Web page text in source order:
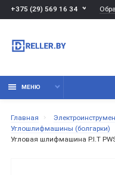
+375 (29) 569 16 34
МЕНЮ
Главная
Углошлифмашины (болгарки)
Угловая шлифмашина P.I.T